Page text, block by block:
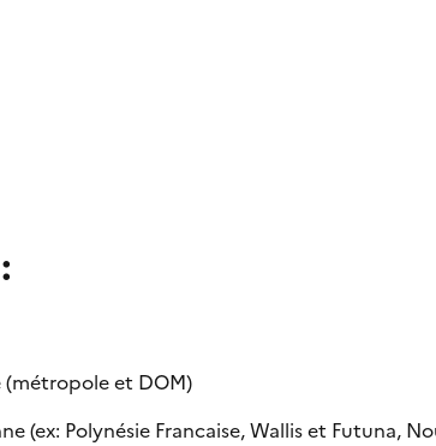
(métropole et DOM)
(ex: Polynésie Francaise, Wallis et Futuna,